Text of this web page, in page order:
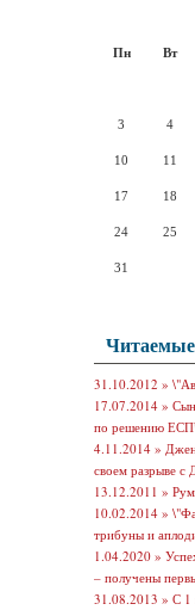
Пн Вт
3 4
10 11
17 18
24 25
31
31.10.2012 »
17.07.2014 »
по решению
4.11.2014 »
своем разрыве
13.12.2011 »
10.02.2014 »
трибуны и
1.04.2020 »
– получены
31.08.2013 » С 1